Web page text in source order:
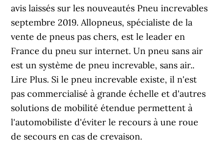
avis laissés sur les nouveautés Pneu increvables
septembre 2019. Allopneus, spécialiste de la
vente de pneus pas chers, est le leader en
France du pneu sur internet. Un pneu sans air
est un système de pneu increvable, sans air..
Lire Plus. Si le pneu increvable existe, il n'est
pas commercialisé à grande échelle et d'autres
solutions de mobilité étendue permettent à
l'automobiliste d'éviter le recours à une roue
de secours en cas de crevaison.